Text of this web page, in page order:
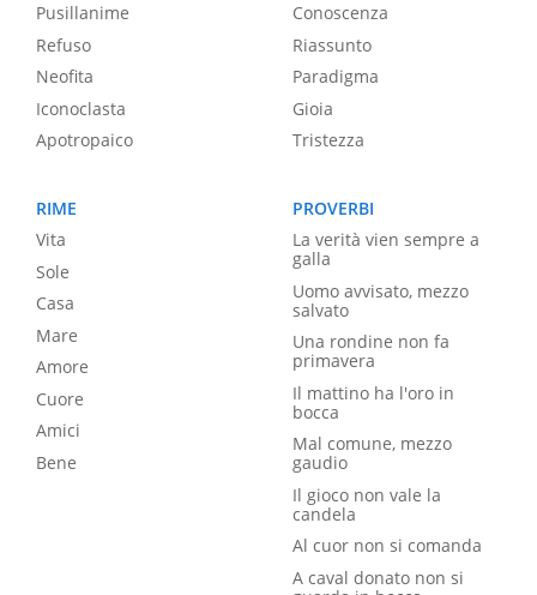
Pusillanime
Refuso
Neofita
Iconoclasta
Apotropaico
Conoscenza
Riassunto
Paradigma
Gioia
Tristezza
RIME
Vita
Sole
Casa
Mare
Amore
Cuore
Amici
Bene
PROVERBI
La verità vien sempre a
galla
Uomo avvisato, mezzo
salvato
Una rondine non fa
primavera
Il mattino ha l'oro in
bocca
Mal comune, mezzo
gaudio
Il gioco non vale la
candela
Al cuor non si comanda
A caval donato non si